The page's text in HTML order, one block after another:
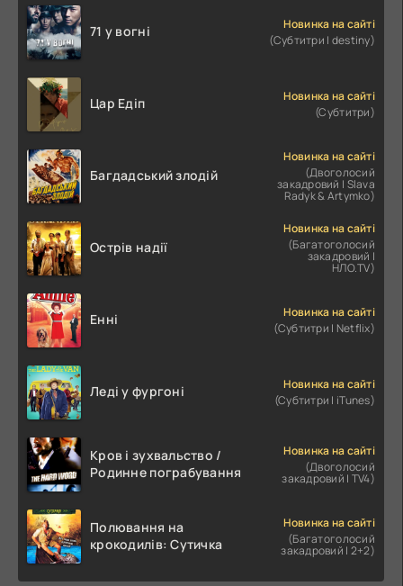
71 у вогні
Новинка на сайті
(Субтитри | destiny)
Цар Едіп
Новинка на сайті
(Субтитри)
Багдадський злодій
Новинка на сайті
(Двоголосий
закадровий | Slava
Radyk & Artymko)
Острів надії
Новинка на сайті
(Багатоголосий
закадровий |
НЛО.TV)
Енні
Новинка на сайті
(Субтитри | Netflix)
Леді у фургоні
Новинка на сайті
(Субтитри | iTunes)
Кров і зухвальство /
Родинне пограбування
Новинка на сайті
(Двоголосий
закадровий | TV4)
Полювання на
крокодилів: Сутичка
Новинка на сайті
(Багатоголосий
закадровий | 2+2)